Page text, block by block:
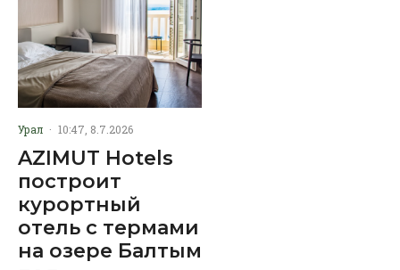
Урал · 10:47, 8.7.2026
AZIMUT Hotels
построит
курортный
отель с термами
на озере Балтым